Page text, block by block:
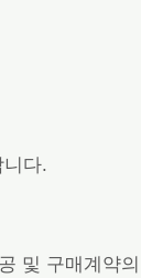
다.
및 구매계약